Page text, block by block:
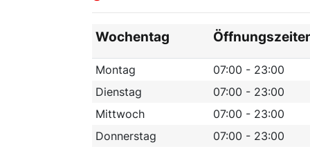
Wochentag
Montag
07:00 - 23:00
Dienstag
07:00 - 23:00
Mittwoch
07:00 - 23:00
Donnerstag
07:00 - 23:00